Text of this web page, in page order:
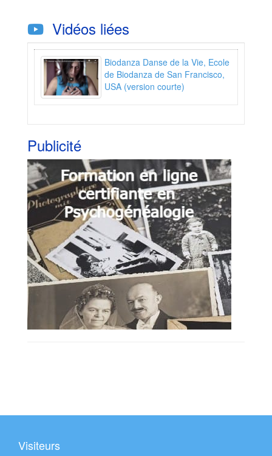
Vidéos liées
Biodanza Danse de la Vie, Ecole
de Biodanza de San Francisco,
USA (version courte)
Publicité
Visiteurs